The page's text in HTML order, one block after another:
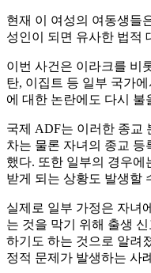
현재 이 여성의 여동생들
성인이 되면 유사한 법적
이번 사건은 이라크를 비
탄, 이집트 등 일부 국가
에 대한 논란에도 다시 불
국제 ADF는 이러한 종교
차는 물론 자녀의 종교 등
했다. 또한 일부의 경우
받게 되는 상황도 발생할
실제로 일부 가정은 자녀
는 것을 막기 위해 출생
하기도 하는 것으로 알려
정적 문제가 발생하는 사